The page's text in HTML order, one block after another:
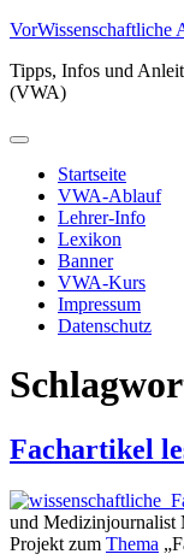
Zum
springen
VorWissenschaftliche
Tipps, Infos und
(VWA)
Primäres
Startseite
VWA-Ablauf
Lehrer-Info
Lexikon
Banner
VWA-Kurs
Impressum
Datenschutz
Fachartikel
und Medizinjournalist
Projekt zum Thema